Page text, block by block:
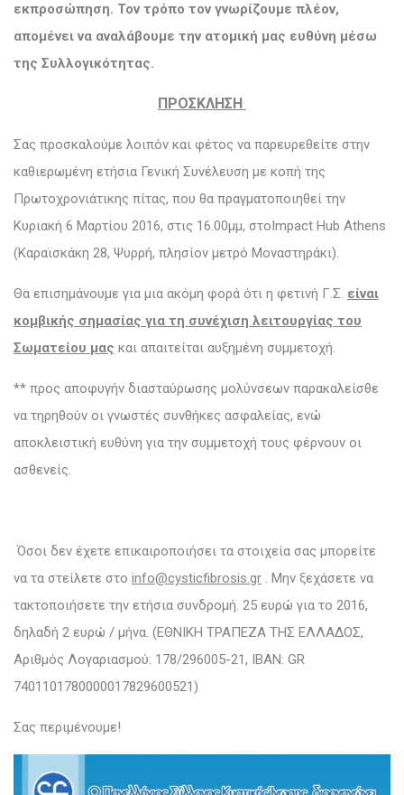
εκπροσώπηση. Τον τρόπο τον γνωρίζουμε πλέον,
απομένει να αναλάβουμε την ατομική μας ευθύνη μέσω
της Συλλογικότητας.
ΠΡΟΣΚΛΗΣΗ
Σας προσκαλούμε λοιπόν και φέτος να παρευρεθείτε στην
καθιερωμένη ετήσια Γενική Συνέλευση με κοπή της
Πρωτοχρονιάτικης πίτας, που θα πραγματοποιηθεί την
Κυριακή 6 Μαρτίου 2016, στις 16.00μμ, στοImpact Hub Athens
(Καραϊσκάκη 28, Ψυρρή, πλησίον μετρό Μοναστηράκι).
Θα επισημάνουμε για μια ακόμη φορά ότι η φετινή Γ.Σ. είναι
κομβικής σημασίας για τη συνέχιση λειτουργίας του
Σωματείου μας και απαιτείται αυξημένη συμμετοχή.
** προς αποφυγήν διασταύρωσης μολύνσεων παρακαλείσθε
να τηρηθούν οι γνωστές συνθήκες ασφαλείας, ενώ
αποκλειστική ευθύνη για την συμμετοχή τους φέρνουν οι
ασθενείς.
Όσοι δεν έχετε επικαιροποιήσει τα στοιχεία σας μπορείτε
να τα στείλετε στο info@cysticfibrosis.gr . Μην ξεχάσετε να
τακτοποιήσετε την ετήσια συνδρομή. 25 ευρώ για το 2016,
δηλαδή 2 ευρώ / μήνα. (ΕΘΝΙΚΗ ΤΡΑΠΕΖΑ ΤΗΣ ΕΛΛΑΔΟΣ,
Αριθμός Λογαριασμού: 178/296005-21, IBAN: GR
7401101780000017829600521)
Σας περιμένουμε!